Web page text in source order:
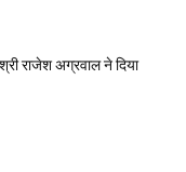
राजेश अग्रवाल ने दिया